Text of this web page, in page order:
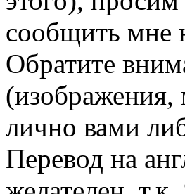
сообщить мне
Обратите
(изображения,
лично вами
Перевод на